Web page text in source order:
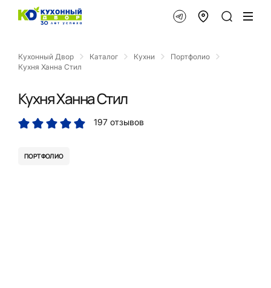
Кухонный Двор Каталог Кухни
Портфолио
Кухня Ханна Стил
Кухня Ханна Стил
197 отзывов
ПОРТФОЛИО